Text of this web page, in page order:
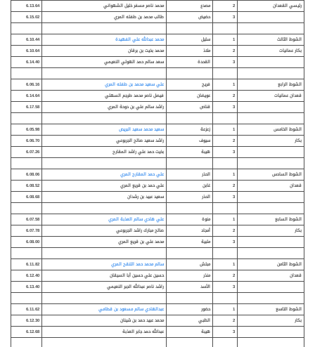
رئيسي القعدان
2 مصدع محمد ناصر مسفر خليل الشهواني
6.13.64
3
حضيض طالب محمد بن طفله المري 6.15.02
الشوط الثالث 1 سليل محمد عبدالله علي الفهيدة
6.10.44
بكار عمانيات
2 ملاذ محمد بخيت بن برقان
6.10.64
3
القحدة سعد سالم حمد الهولي النعيمي 6.14.40
الشوط الرابع 1 فريح علي سعيد محمد بن طفله المري
6.06.16
قعدان عمانيات
2 عويضان فيصل ناصر محمد طرجم السهلي
6.14.64
3
قناص راشد سالم علي بن دوحة المري 6.17.58
الشوط الخامس 1 زعزعة سعيد محمد سعيد البريص
6.05.98
بكار
2 سيوف راشد سعيد صالح الجربوعي
6.06.70
3
هيبة بخيت حمد علي راشد المقارح 6.07.26
الشوط السادس 1 الحذر علي حمد المقارح المري
6.08.06
قعدان
2 غابن علي حمد بن قريع المري
6.08.52
3
الحذر سعيد عبيد بن رشدان 6.08.68
الشوط السابع 1 منوة علي هادي سالم العذبة المري
6.07.58
بكار
2 أمجاد صالح مبارك راشد الجربوعي
6.07.78
3
ملبية محمد علي بن قريع المري 6.08.00
الشوط الثامن 1 مبلش سالم محمد حمد اللنقح المري
6.11.82
قعدان
2 منذر حسين علي حسين أبا السيقان
6.12.40
3
الأسد راشد ناصر عبدالله الجبر النعيمي 6.13.40
الشوط التاسع 1 حضور عبدالهادي سالم مسعود بن قطامي
6.11.62
بكار
2 الظبي محمد عبيد حمد بن شينان
6.12.30
3
هيبة عبدالله حمد جابر العذبة 6.12.68